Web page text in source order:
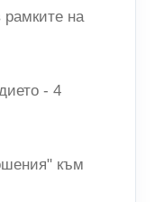
рамките на
- 4
към